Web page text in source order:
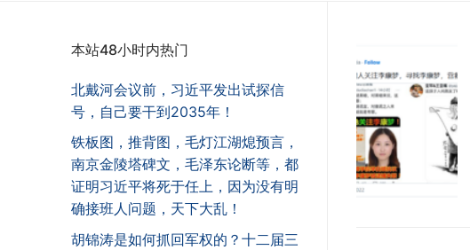
本站48小时内热门
北戴河会议前，习近平发出试探信
号，自己要干到2035年！
铁板图，推背图，毛灯江湖熄预言，
南京金陵塔碑文，毛泽东论断等，都
证明习近平将死于任上，因为没有明
确接班人问题，天下大乱！
胡锦涛是如何抓回军权的？十二届三